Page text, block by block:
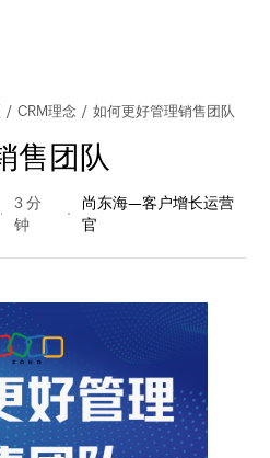
/ CRM理念 / 如何更好管理销售团队
售团队
3 分
钟
尚东海—客户增长运营
官